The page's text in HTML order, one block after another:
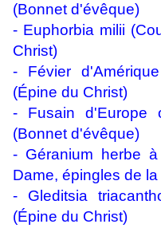
(Bonnet d'évêque)
- Euphorbia milii
Christ)
- Févier
(Épine du Christ)
- Fusain d'Europe
(Bonnet d'évêque)
- Géranium herbe
Dame, épingles de
- Gleditsia
(Épine du Christ)